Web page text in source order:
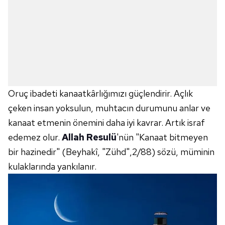
Oruç ibadeti kanaatkârlığımızı güçlendirir. Açlık
çeken insan yoksulun, muhtacın durumunu anlar ve
kanaat etmenin önemini daha iyi kavrar. Artık israf
edemez olur. Allah Resulü'nün "Kanaat bitmeyen
bir hazinedir" (Beyhakî, "Zühd",2/88) sözü, müminin
kulaklarında yankılanır.